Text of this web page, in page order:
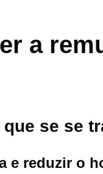
a
se se
e reduzir o